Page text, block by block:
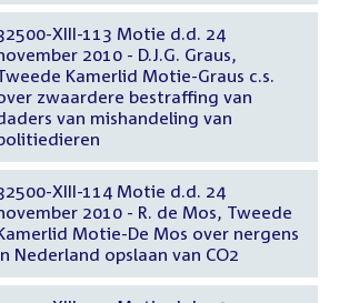
XIII-113 Motie d.d. 24
2010 - D.J.G. Graus,
Kamerlid Motie-Graus c.s.
zwaardere bestraffing van
van mishandeling van
XIII-114 Motie d.d. 24
2010 - R. de Mos, Tweede
Motie-De Mos over nergens
Nederland opslaan van CO2